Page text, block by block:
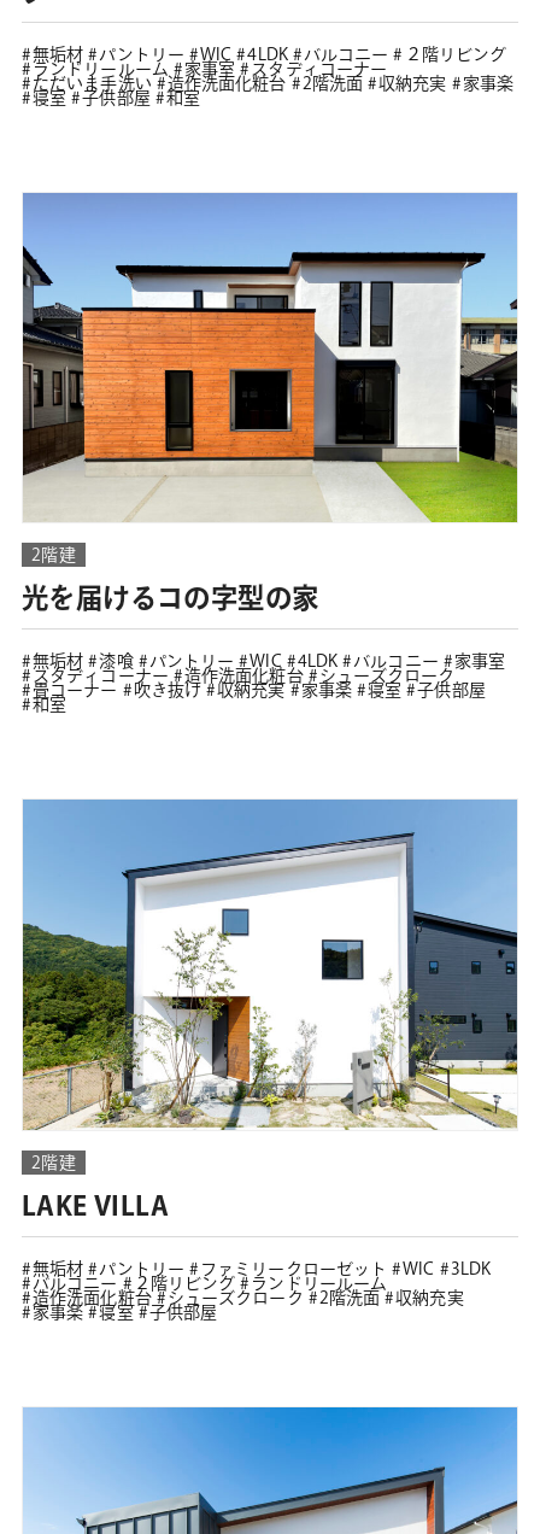
無垢材 パントリー WIC 4LDK バルコニー
２階リビング
ランドリールーム
家事室
スタディコーナー
ただいま手洗い
造作洗面化粧台 2階洗面 収納充実
家事楽
寝室
子供部屋 和室
2階建
光を届けるコの字型の家
無垢材 漆喰 パントリー WIC 4LDK バルコニー
家事室
スタディコーナー
造作洗面化粧台
シューズクローク
畳コーナー
吹き抜け 収納充実 家事楽 寝室
子供部屋
和室
2階建
LAKE VILLA
無垢材 パントリー ファミリークローゼット WIC
3LDK
バルコニー
２階リビング
ランドリールーム
造作洗面化粧台
シューズクローク 2階洗面
収納充実
家事楽
寝室 子供部屋